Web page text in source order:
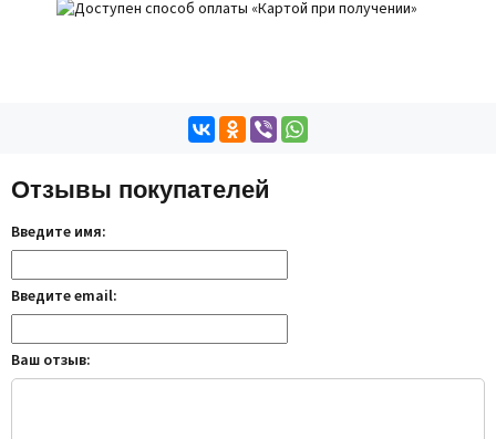
Отзывы покупателей
Введите имя:
Введите email:
Ваш отзыв: